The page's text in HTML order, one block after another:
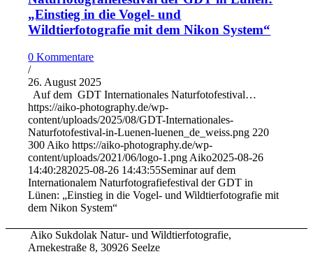
„Einstieg in die Vogel- und
Wildtierfotografie mit dem Nikon System“
0 Kommentare
/
26. August 2025
Auf dem GDT Internationales Naturfotofestival…
https://aiko-photography.de/wp-
content/uploads/2025/08/GDT-Internationales-
Naturfotofestival-in-Luenen-luenen_de_weiss.png 220
300 Aiko https://aiko-photography.de/wp-
content/uploads/2021/06/logo-1.png Aiko2025-08-26
14:40:282025-08-26 14:43:55Seminar auf dem
Internationalem Naturfotografiefestival der GDT in
Lünen: „Einstieg in die Vogel- und Wildtierfotografie mit
dem Nikon System“
Aiko Sukdolak Natur- und Wildtierfotografie,
Arnekestraße 8, 30926 Seelze